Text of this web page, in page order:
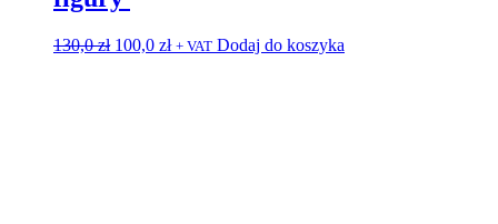
130,0zł Pierwotna
100,0 złAktualna
+ VAT Dodaj do koszyka